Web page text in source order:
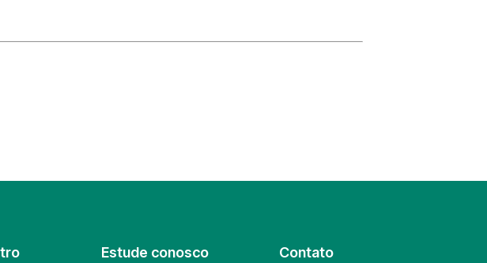
Estude conosco Contato